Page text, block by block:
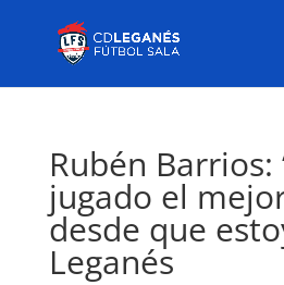
Rubén Barrios:
jugado el
desde que
Leganés